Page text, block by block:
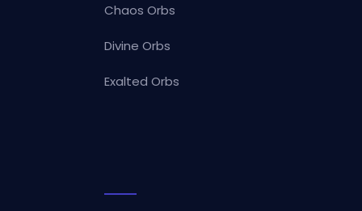
Chaos Orbs
Divine Orbs
Exalted Orbs